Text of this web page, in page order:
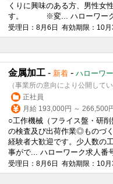
くりに興味のある方、男性
す。 ※変... ハローワーク
受理日：8月6日 有効期限：10月
金属加工 - 新着 - ハローワ
（事業所の意向により公開して
正社員
月給 193,000円 ～ 266,500
○工作機械（フライス盤・研
の検査及び出荷作業◎ものづ
経験者大歓迎です。少人数の
事がで... ハローワーク求人番
受理日：8月6日 有効期限：10月